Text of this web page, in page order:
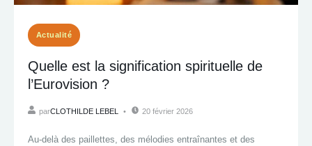
Actualité
Quelle est la signification spirituelle de
l’Eurovision ?
parCLOTHILDE LEBEL 20 février 2026
Au-delà des paillettes, des mélodies entraînantes et des